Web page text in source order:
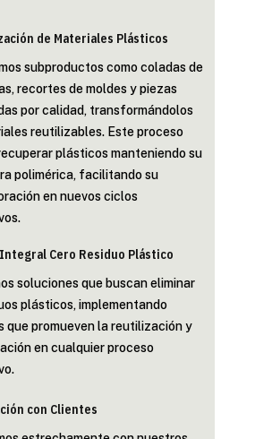
de Materiales Plásticos
subproductos como coladas de
recortes de moldes y piezas
por calidad, transformándolos
reutilizables. Este proceso
plásticos manteniendo su
polimérica, facilitando su
en nuevos ciclos
Cero Residuo Plástico
soluciones que buscan eliminar
plásticos, implementando
que promueven la reutilización y
en cualquier proceso
con Clientes